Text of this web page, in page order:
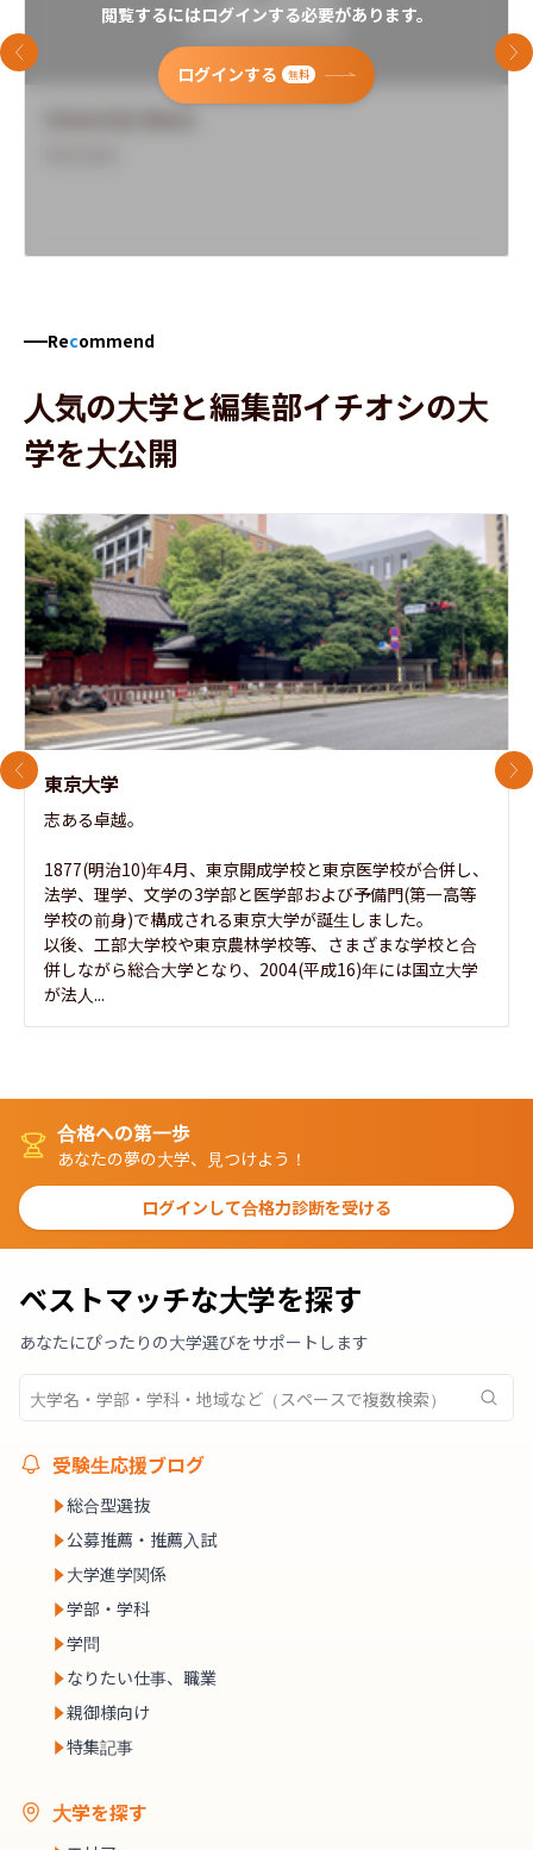
閲覧するにはログインする必要があります。
ログインする 無料
前のスライド 次
Recommend
人気の大学と編集部イチオシの大
学を大公開
東京大学
志ある卓越。
1877(明治10)年4月、東京開成学校と東京医学校が合併し、
法学、理学、文学の3学部と医学部および予備門(第一高等
学校の前身)で構成される東京大学が誕生しました。
以後、工部大学校や東京農林学校等、さまざまな学校と合
併しながら総合大学となり、2004(平成16)年には国立大学
が法人...
前のスライド 次
合格への第一歩
あなたの夢の大学、見つけよう！
ログインして合格力診断を受ける
ベストマッチな大学を探す
あなたにぴったりの大学選びをサポートします
受験生応援ブログ
総合型選抜
公募推薦・推薦入試
大学進学関係
学部・学科
学問
なりたい仕事、職業
親御様向け
特集記事
大学を探す